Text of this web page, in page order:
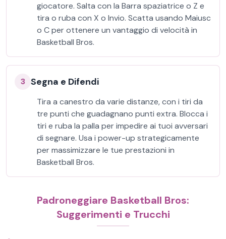
giocatore. Salta con la Barra spaziatrice o Z e
tira o ruba con X o Invio. Scatta usando Maiusc
o C per ottenere un vantaggio di velocità in
Basketball Bros.
3 Segna e Difendi
Tira a canestro da varie distanze, con i tiri da
tre punti che guadagnano punti extra. Blocca i
tiri e ruba la palla per impedire ai tuoi avversari
di segnare. Usa i power-up strategicamente
per massimizzare le tue prestazioni in
Basketball Bros.
Padroneggiare Basketball Bros:
Suggerimenti e Trucchi